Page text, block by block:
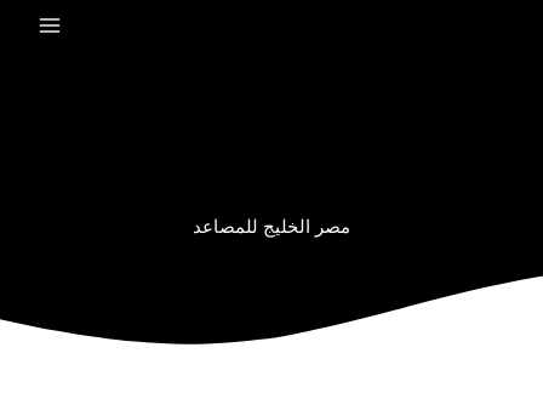
مصر الخليج للمصاعد